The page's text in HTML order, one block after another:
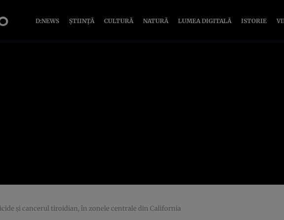
D:NEWS ȘTIINȚĂ CULTURĂ NATURĂ LUMEA DIGITALĂ ISTORIE
și cancerul tiroidian, în zonele centrale din California